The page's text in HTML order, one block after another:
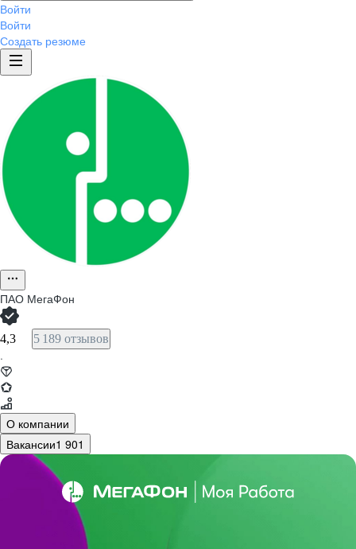
Войти
Войти
Создать резюме
ПАО МегаФон
4,3 5 189 отзывов
·
О компании
Вакансии1 901